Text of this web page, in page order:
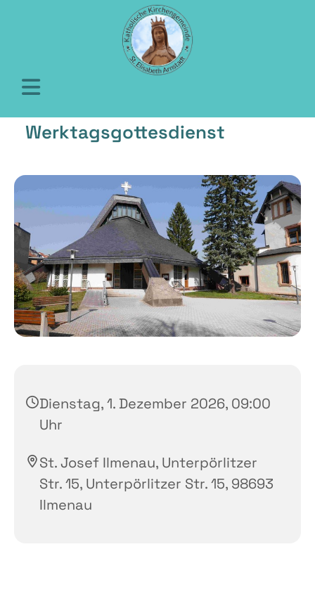
Werktagsgottesdienst
Dienstag, 1. Dezember 2026, 09:00
Uhr
St. Josef Ilmenau, Unterpörlitzer
Str. 15, Unterpörlitzer Str. 15, 98693
Ilmenau